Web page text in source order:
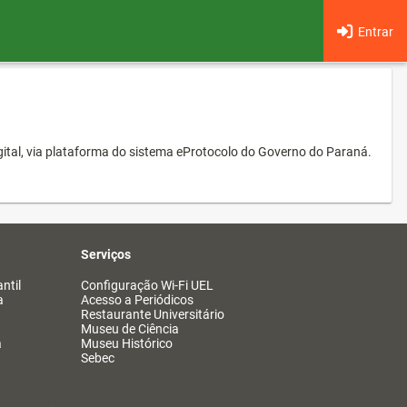
Entrar
via plataforma do sistema eProtocolo do Governo do Paraná.
Serviços
Configuração Wi-Fi UEL
Acesso a Periódicos
Restaurante Universitário
Museu de Ciência
Museu Histórico
Sebec